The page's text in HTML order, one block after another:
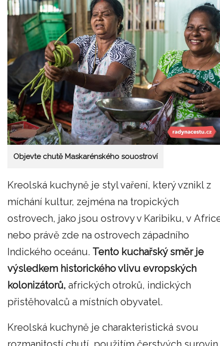
Objevte chutě Maskarénského souostroví
Kreolská kuchyně je styl vaření, který vznikl z
míchání kultur, zejména na tropických
ostrovech, jako jsou ostrovy v Karibiku, v
nebo právě zde na ostrovech západního
Indického oceánu. Tento kuchařský směr je
výsledkem historického vlivu evropských
kolonizátorů, afrických otroků, indických
přistěhovalců a místních obyvatel.
Kreolská kuchyně je charakteristická svou